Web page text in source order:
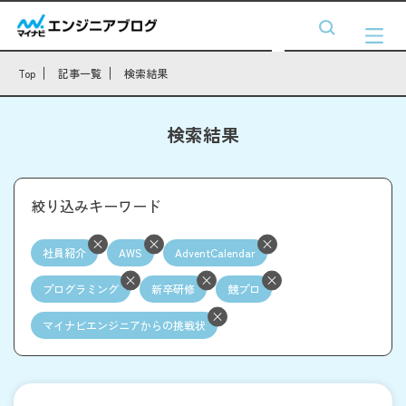
Top 記事一覧 検索結果
検索結果
絞り込みキーワード
社員紹介 AWS AdventCalendar
プログラミング 新卒研修 競プロ
マイナビエンジニアからの挑戦状